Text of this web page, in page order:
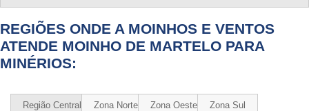
REGIÕES ONDE A MOINHOS E VENTOS
ATENDE MOINHO DE MARTELO PARA
MINÉRIOS:
Região Central Zona Norte Zona Oeste Zona Sul